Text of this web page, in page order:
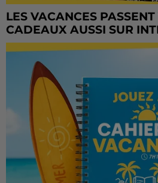
LES VACANCES PASSENT
CADEAUX AUSSI SUR